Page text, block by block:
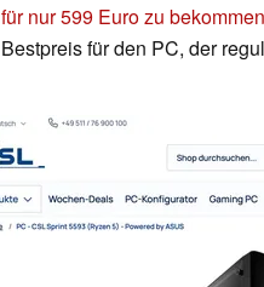
für nur 599 Euro zu bekommen
Bestpreis für den PC, der